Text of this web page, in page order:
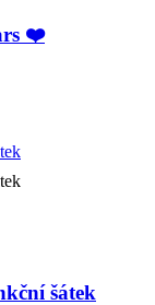
❤️
šátek